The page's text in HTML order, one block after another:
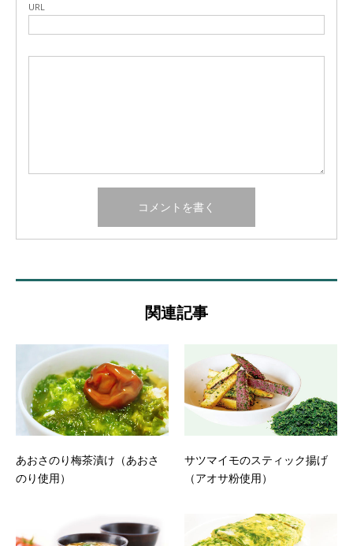
URL
関連記事
あおさのり梅茶漬け（あおさ
のり使用）
サツマイモのスティック揚げ
（アオサ粉使用）